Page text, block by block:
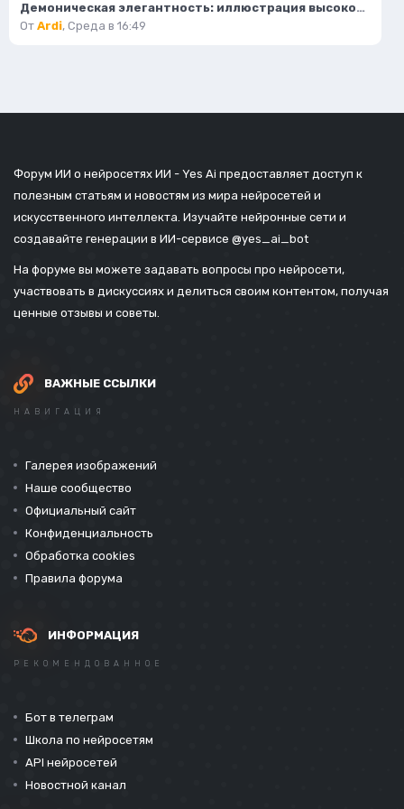
Демоническая элегантность: иллюстрация высокой моды в стиле фэнтези. Нейросеть Flux.1
От Ardi, Среда в 16:49
Форум ИИ о нейросетях ИИ - Yes Ai предоставляет доступ к
полезным статьям и новостям из мира нейросетей и
искусственного интеллекта. Изучайте нейронные сети и
создавайте генерации в ИИ-сервисе @yes_ai_bot
На форуме вы можете задавать вопросы про нейросети,
участвовать в дискуссиях и делиться своим контентом, получая
ценные отзывы и советы.
ВАЖНЫЕ ССЫЛКИ
НАВИГАЦИЯ
Галерея изображений
Наше сообщество
Официальный сайт
Конфиденциальность
Обработка cookies
Правила форума
ИНФОРМАЦИЯ
РЕКОМЕНДОВАННОЕ
Бот в телеграм
Школа по нейросетям
API нейросетей
Новостной канал